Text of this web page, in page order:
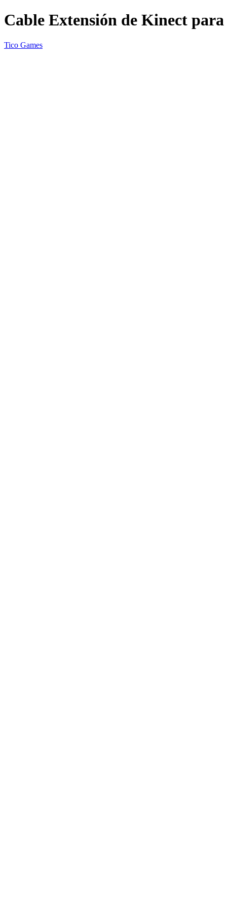
Cable Extensión de Kinect
Tico Games